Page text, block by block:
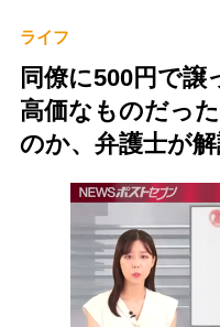
ライフ
同僚に500円で譲
高価なものだっ
のか、弁護士が